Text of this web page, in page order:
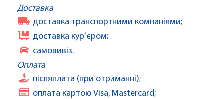
Доставка
доставка транспортними компаніями;
доставка кур’єром;
самовивіз.
Оплата
післяплата (при отриманні);
оплата картою Visa, Mastercard;